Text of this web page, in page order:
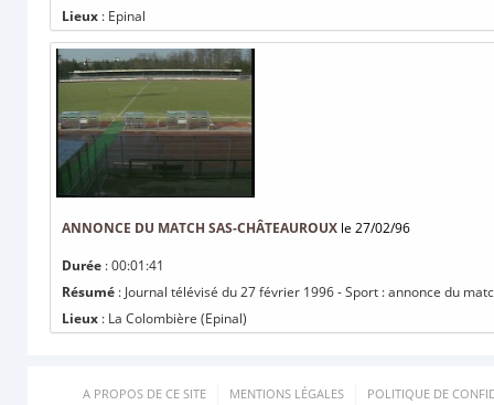
Lieux : Epinal
ANNONCE DU MATCH SAS-CHÂTEAUROUX le 27/02/96
Durée : 00:01:41
Résumé : Journal télévisé du 27 février 1996 - Sport : annonce du
Lieux : La Colombière (Epinal)
A PROPOS DE CE SITE MENTIONS LÉGALES POLITIQUE DE